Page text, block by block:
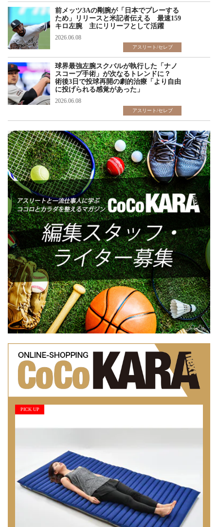
前メッツ3Aの剛腕が「日本でプレーする
ため」リリースと米記者伝える 最速159
キロ左腕 主にリリーフとして活躍
2026.06.08
アスリート/セレブ
球界最強左腕スクバルが執行した「ナノ
スコープ手術」が次なるトレンドに？
術後3日で投球再開の劇的治療「より自由
に投げられる感覚があった」
2026.06.08
アスリート/セレブ
PICK UP